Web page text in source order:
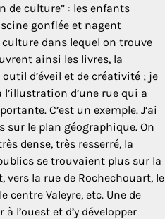
de culture” : les enfants
gonflée et nagent
dans lequel on trouve
ainsi les livres, la
d’éveil et de créativité ; je
l’illustration d’une rue qui a
C’est un exemple. J’ai
sur le plan géographique. On
dense, très resserré, la
se trouvaient plus sur la
vers la rue de Rochechouart, le
centre Valeyre, etc. Une de
l’ouest et d’y développer